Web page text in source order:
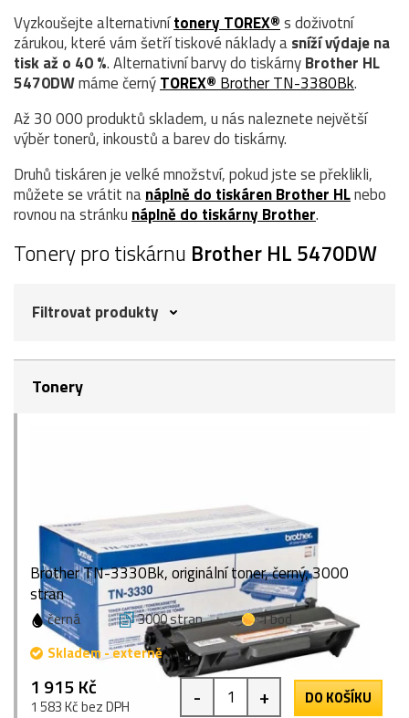
Vyzkoušejte alternativnítonery TOREX®s doživotní
zárukou, které vám šetří tiskové náklady asníží výdaje na
tisk až o 40 %. Alternativní barvy do tiskárnyBrother HL
5470DWmáme černýTOREX® Brother TN-3380Bk.
Až 30 000 produktů skladem, u nás naleznete největší
výběr tonerů, inkoustů a barev do tiskárny.
Druhů tiskáren je velké množství, pokud jste se překlikli,
můžete se vrátit nanáplně do tiskáren Brother HLnebo
rovnou na stránku náplně do tiskárny Brother.
Tonery pro tiskárnu Brother HL 5470DW
Filtrovat produkty
Tonery
Brother TN-3330Bk, originální toner, černý, 3000
stran
černá 3000 stran
1 bod
Skladem - externě
1 915 Kč
1 583 Kč bez DPH - + DO KOŠÍKU